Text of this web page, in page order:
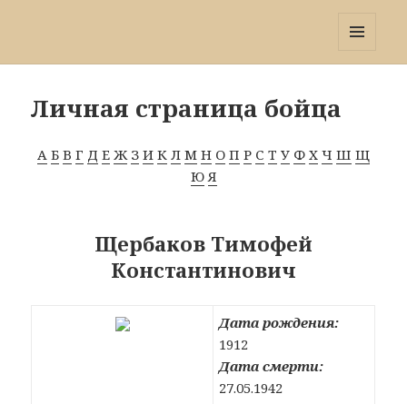
Личная страница бойца
А Б В Г Д Е Ж З И К Л М Н О П Р С Т У Ф Х Ч Ш Щ
Ю Я
Щербаков Тимофей
Константинович
Дата рождения:
1912
Дата смерти:
27.05.1942